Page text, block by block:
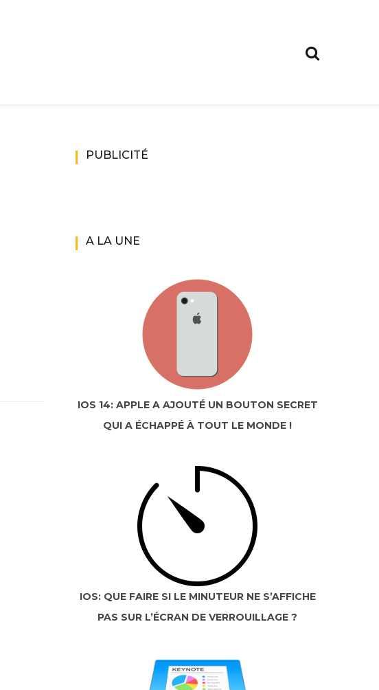
PUBLICITÉ
A LA UNE
IOS 14: APPLE A AJOUTÉ UN BOUTON SECRET
QUI A ÉCHAPPÉ À TOUT LE MONDE !
IOS: QUE FAIRE SI LE MINUTEUR NE S’AFFICHE
PAS SUR L’ÉCRAN DE VERROUILLAGE ?